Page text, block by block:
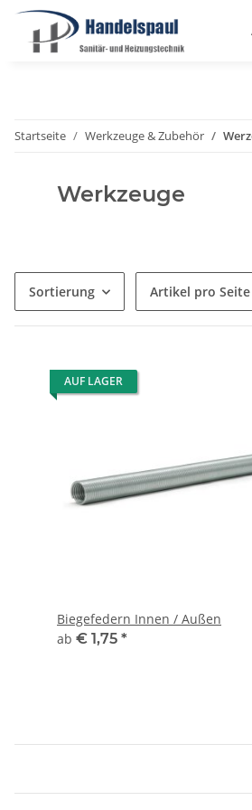
Startseite Werkzeuge & Zubehör
Werkzeuge
Sortierung Artikel pro Seite
AUF LAGER
Biegefedern Innen / Außen
ab € 1,75 *